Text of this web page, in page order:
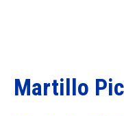
Martillo